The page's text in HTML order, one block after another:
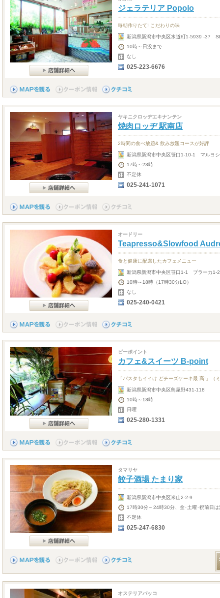
ジェラテリア Popolo
毎朝作りたて! こだわりの味
新潟県新潟市中央区水道町1-5939 -37
10時～日没まで
なし
025-223-6676
ヤキニクロッヂエキナンテン
焼肉ロッヂ 駅南店
2時間の食べ放題& 飲み放題コースが好評
新潟県新潟市中央区笹口1-10-1 マルヨ
17時～23時
不定休
025-241-1071
オードリー
Teapresso&Slowfood
食と健康に配慮したカフェメニュー
新潟県新潟市中央区笹口1-1 プラーカ1-
10時～18時（17時30分LO）
なし
025-240-0421
ビーポイント
カフェ&スイーツ B-point
「パスタもイイけ どチーズケーキ最 高!」（
新潟県新潟市中央区鳥屋野431-118
10時～18時
日曜
025-280-1331
タマリヤ
餃子酒場 たまり家
新潟県新潟市中央区米山2-2-9
17時30分～24時30分、金･土曜･祝前日
不定休
025-247-6830
オステリアバッコ